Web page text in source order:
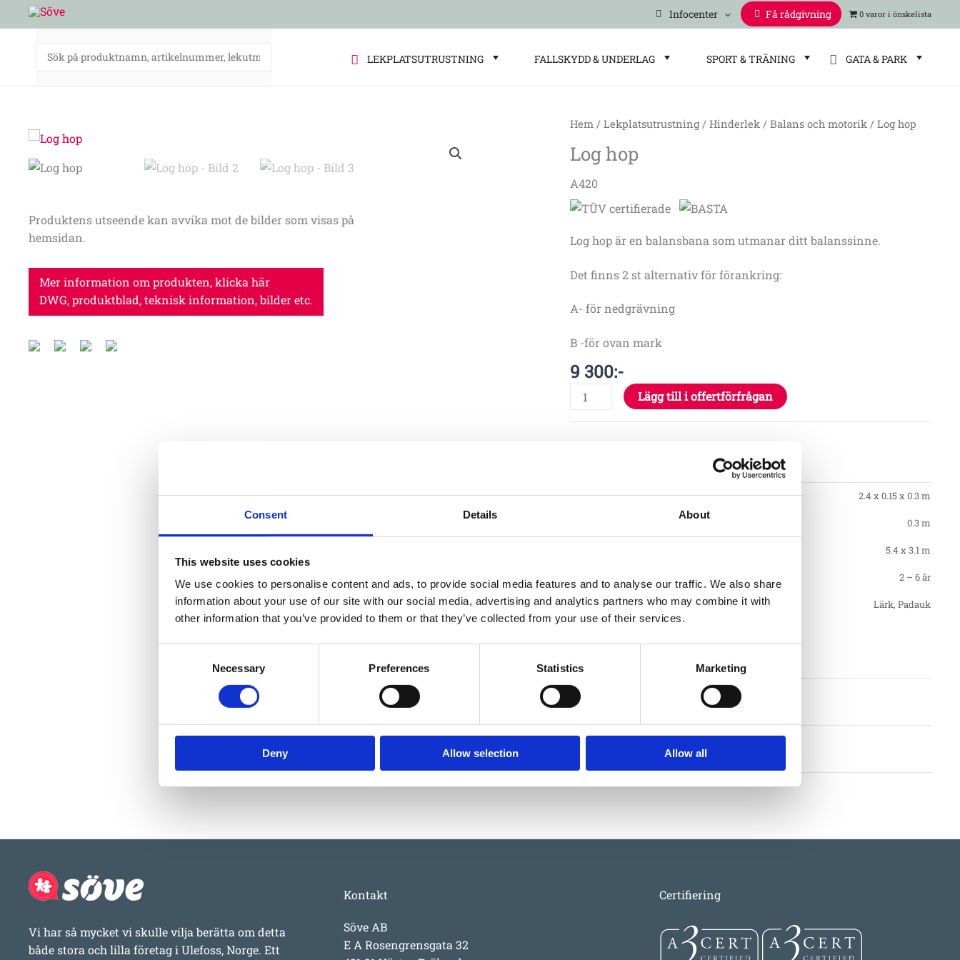
Consent Details About
This website uses cookies
We use cookies to personalise content and ads, to provide social media features and to analyse our traffic. We also share
information about your use of our site with our social media, advertising and analytics partners who may combine it with
other information that you’ve provided to them or that they’ve collected from your use of their services.
Necessary Preferences Statistics Marketing
Deny Allow selection Allow all
Hoppa
till
innehåll
Infocenter Få rådgivning 0 varor
LEKPLATSUTRUSTNING FALLSKYDD & UNDERLAG SPORT & TRÄNING GATA & PARK
Hem /Lekplatsutrustning /Hinderlek /Balans och motorik / Log hop
Log hop
A420
Log hop är en balansbana som utmanar ditt balanssinne.
Det finns 2 st alternativ för förankring:
A- för nedgrävning
B -för ovan mark
9 300:-
hop
Lägg till i offertförfrågan
2.4 x 0.15 x 0.3 m
0.3 m
5.4 x 3.1 m
2 – 6 år
Material Lärk, Padauk
Garantivillkor
Produktens utseende kan avvika mot de bilder som visas på
hemsidan.
Mer information om produkten, klicka här
DWG, produktblad, teknisk information, bilder etc.
Vi har så mycket vi skulle vilja berätta om detta
både stora och lilla företag i Ulefoss, Norge. Ett
Kontakt
Söve AB
E A Rosengrensgata 32
Certifiering